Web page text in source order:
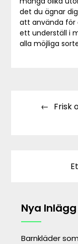
det du ägnar
att använda för
ett underställ i
alla möjliga
Frisk
Nya Inlägg
Barnkläder